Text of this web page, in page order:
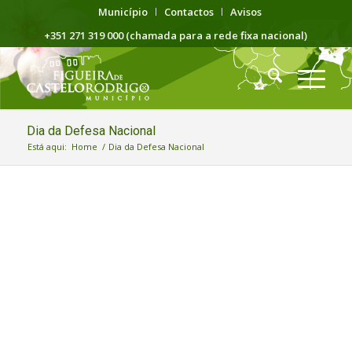
Município Contactos
Avisos
+351 271 319 000 (chamada para a rede fixa nacional)
Dia da Defesa Nacional
Está aqui: Home / Dia da Defesa Nacional